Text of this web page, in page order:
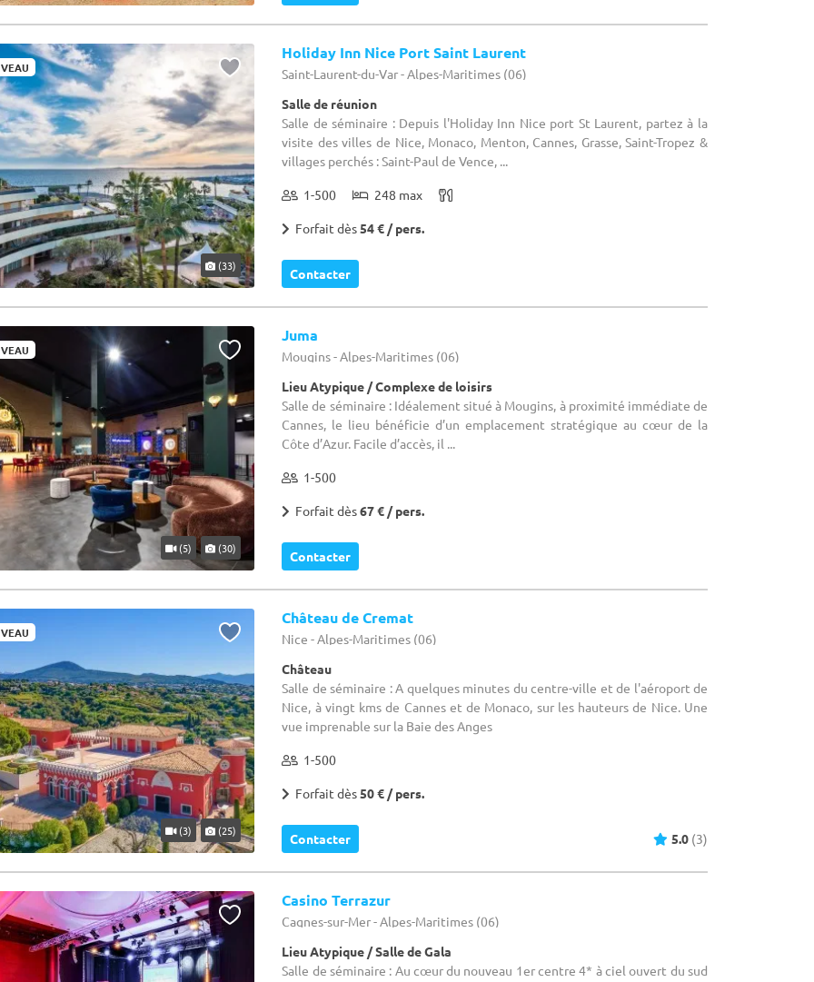
(33)
Holiday Inn Nice Port Saint Laurent
Saint-Laurent-du-Var - Alpes-Maritimes (06)
Salle de réunion
Salle de séminaire : Depuis l'Holiday Inn Nice port St Laurent, partez à la
visite des villes de Nice, Monaco, Menton, Cannes, Grasse, Saint-Tropez &
villages perchés : Saint-Paul de Vence, ...
1-500 248 max
Forfait dès54 € / pers.
Contacter
(5) (30)
Juma
Mougins - Alpes-Maritimes (06)
Lieu Atypique / Complexe de loisirs
Salle de séminaire : Idéalement situé à Mougins, à proximité immédiate de
Cannes, le lieu bénéficie d’un emplacement stratégique au cœur de la
Côte d’Azur. Facile d’accès, il ...
1-500
Forfait dès67 € / pers.
Contacter
(3) (25)
Château de Cremat
Nice - Alpes-Maritimes (06)
Château
Salle de séminaire : A quelques minutes du centre-ville et de l'aéroport de
Nice, à vingt kms de Cannes et de Monaco, sur les hauteurs de Nice. Une
vue imprenable sur la Baie des Anges
1-500
Forfait dès50 € / pers.
Contacter 5.0 (3)
Casino Terrazur
Cagnes-sur-Mer - Alpes-Maritimes (06)
Lieu Atypique / Salle de Gala
Salle de séminaire : Au cœur du nouveau 1er centre 4* à ciel ouvert du sud